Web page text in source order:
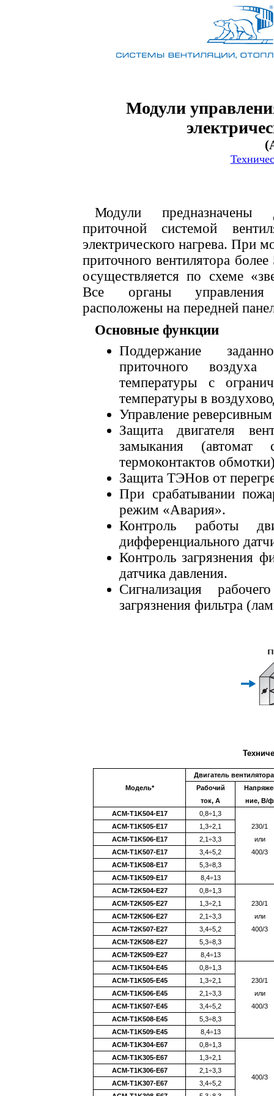
Модули
Модули предназначены
приточной системой
электрического нагрева. При
приточного вентилятора
осуществляется по схеме
Все органы
расположены на передней
Основные функции
Поддержание
приточного
температуры с
температуры в
Управление
Защита двигателя
замыкания
термоконтактов
Защита ТЭНов от
При срабатывании
режим «Авария».
Контроль работы
дифференциального
Контроль загрязнения
датчика давления.
Сигнализация
загрязнения фильтра
Модель*
Двигатель вентилятора
Рабочий
ток, А
ние, В/ф
ACM-Т1K504-E17
0,8÷1,3
ACM-Т1K505-E17
1,3÷2,1
230/1
ACM-Т1K506-E17
2,1÷3,3
или
ACM-Т1K507-E17
3,4÷5,2
400/3
ACM-Т1K508-E17
5,3÷8,3
ACM-Т1K509-E17
8,4÷13
ACM-Т2K504-E27
0,8÷1,3
ACM-Т2K505-E27
1,3÷2,1
230/1
ACM-Т2K506-E27
2,1÷3,3
или
ACM-Т2K507-E27
3,4÷5,2
400/3
ACM-Т2K508-E27
5,3÷8,3
ACM-Т2K509-E27
8,4÷13
ACM-Т1K504-E45
0,8÷1,3
ACM-Т1K505-E45
1,3÷2,1
230/1
ACM-Т1K506-E45
2,1÷3,3
или
ACM-Т1K507-E45
3,4÷5,2
400/3
ACM-Т1K508-E45
5,3÷8,3
ACM-Т1K509-E45
8,4÷13
ACM-T1K304-E67
0,8÷1,3
400/3
ACM-T1K305-E67
1,3÷2,1
ACM-T1K306-E67
2,1÷3,3
ACM-T1K307-E67
3,4÷5,2